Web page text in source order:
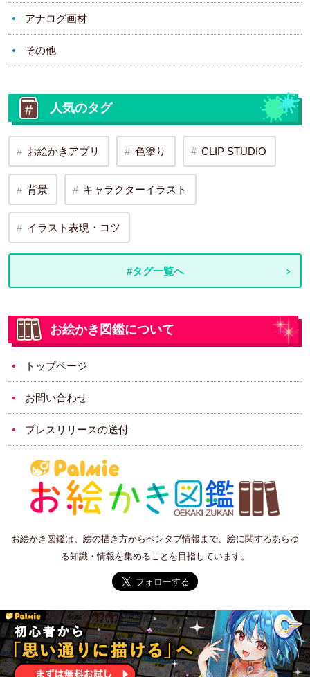
アナログ画材
その他
人気のタグ
お絵かきアプリ 色塗り CLIP STUDIO
背景 キャラクターイラスト
イラスト表現・コツ
#タグ一覧へ
お絵かき図鑑について
トップページ
お問い合わせ
プレスリリースの送付
お絵かき図鑑は、絵の描き方からペンタブ情報まで、絵に関するあらゆ
る知識・情報を集めることを目指しています。